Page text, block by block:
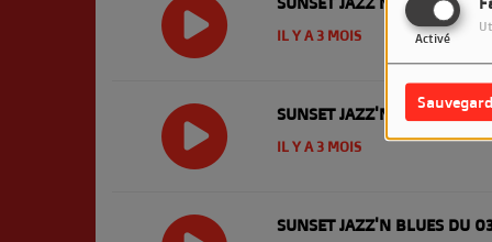
Activé
IL Y A 3 MOIS
SUNSET JAZZ'N BLUES DU
IL Y A 3 MOIS
SUNSET JAZZ'N BLUES DU